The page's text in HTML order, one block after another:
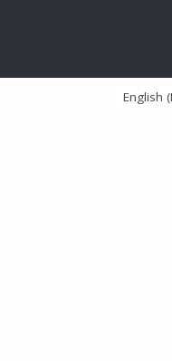
English (